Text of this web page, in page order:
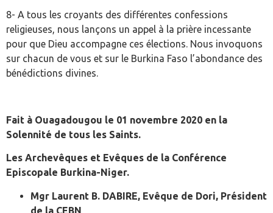
8- A tous les croyants des différentes confessions
religieuses, nous lançons un appel à la prière incessante
pour que Dieu accompagne ces élections. Nous invoquons
sur chacun de vous et sur le Burkina Faso l’abondance des
bénédictions divines.
Fait à Ouagadougou le 01 novembre 2020 en la
Solennité de tous les Saints.
Les Archevêques et Evêques de la Conférence
Episcopale Burkina-Niger.
Mgr Laurent B. DABIRE, Evêque de Dori, Président
de la CEBN